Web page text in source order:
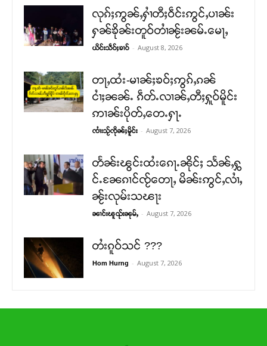
လုၵ်ႈဢွၼ်ႇႁၢႆတီႈဝဵင်းဢွင်ႇပၢၼ်း
ႁၼ်ၶိုၼ်းတူဝ်တၢႆၼႂ်းၼမ်ႉမေႃႇ
ယိင်းသဵဝ်ႈၶၢဝ် - August 8, 2026
တႃႇထႆး-မၢၼ်ႈၶဝ်ႈဢွၵ်ႇၵၼ်
ငၢႆႈၼၼ်ႉ ၵဵတ်ႉလၢၼ်ႇတီႈႁူဝ်မိူင်း
ဢၢၼ်းပိုတ်ႇတေႉႁႃႉ
ၸၢႆးသႂ်ၸိုၼ်ႈမိူင်း - August 7, 2026
တႅၼ်းၽွင်းထႆးၵေႃႉၼိုင်ႈ သႅၼ်ႇႁွ
င်ႉၼႄၵၢင်ၸႂ်တေႃႇ မိၼ်းဢွင်ႇလၢႆႇ
ၼႂ်းလုမ်းသၽႃး
ၼၢင်းၽူၺ်းၼုမ်ႇ - August 7, 2026
တႆးၵူဝ်သင် ???
Hom Hurng - August 7, 2026